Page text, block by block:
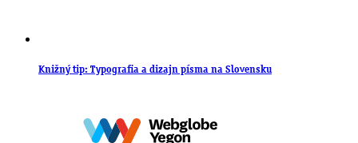
Knižný tip: Typografia a dizajn písma na Slovensku